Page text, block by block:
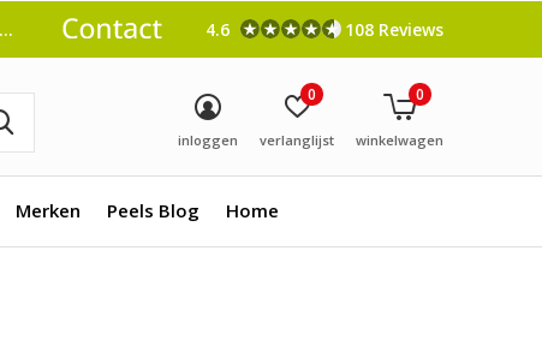
Merken Peels Blog Home
inloggen verlanglijst
0
winkelwagen
0
4.6 108 Reviews